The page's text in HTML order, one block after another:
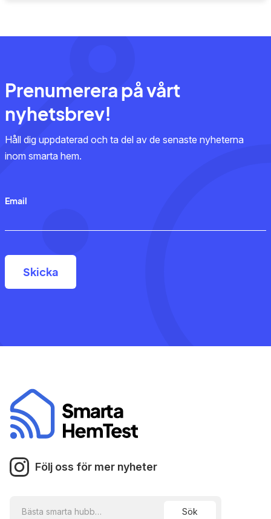
Prenumerera på vårt
nyhetsbrev!
Håll dig uppdaterad och ta del av de senaste nyheterna
inom smarta hem.
Email
Följ oss för mer nyheter